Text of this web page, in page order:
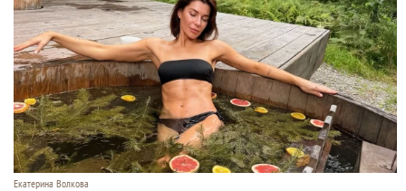
Екатерина Волкова